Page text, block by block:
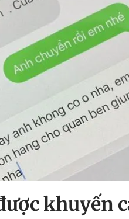
khuyến